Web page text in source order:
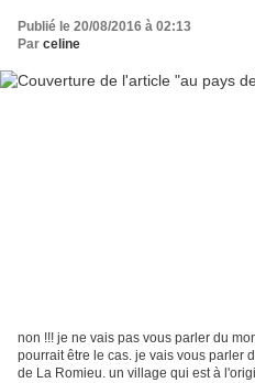
Publié le 20/08/2016 à 02:13
Par celine
non !!! je ne vais pas vous parler du
pourrait être le cas. je vais vous parler
de La Romieu. un village qui est à